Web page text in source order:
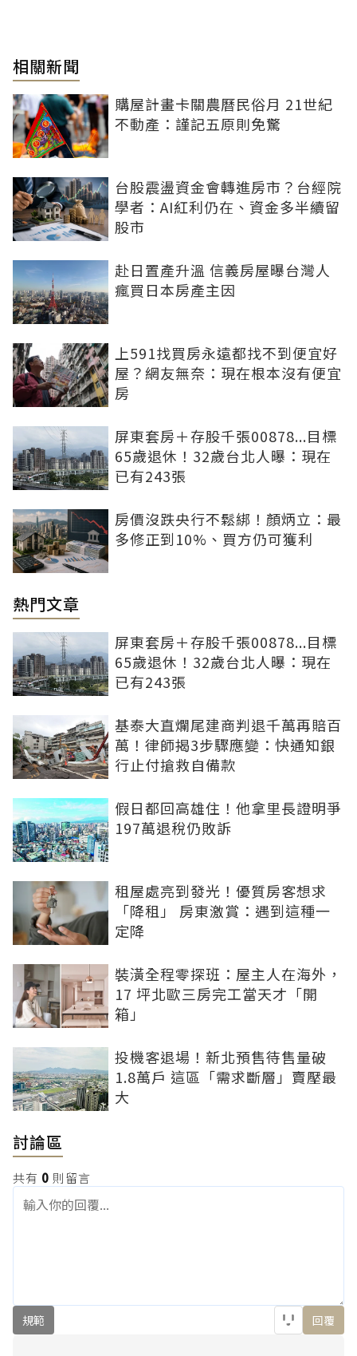
相關新聞
購屋計畫卡關農曆民俗月 21世紀
不動產：謹記五原則免驚
台股震盪資金會轉進房市？台經院
學者：AI紅利仍在、資金多半續留
股市
赴日置產升溫 信義房屋曝台灣人
瘋買日本房產主因
上591找買房永遠都找不到便宜好
屋？網友無奈：現在根本沒有便宜
房
屏東套房＋存股千張00878...目標
65歲退休！32歲台北人曝：現在
已有243張
房價沒跌央行不鬆綁！顏炳立：最
多修正到10%、買方仍可獲利
熱門文章
屏東套房＋存股千張00878...目標
65歲退休！32歲台北人曝：現在
已有243張
基泰大直爛尾建商判退千萬再賠百
萬！律師揭3步驟應變：快通知銀
行止付搶救自備款
假日都回高雄住！他拿里長證明爭
197萬退稅仍敗訴
租屋處亮到發光！優質房客想求
「降租」 房東激賞：遇到這種一
定降
裝潢全程零探班：屋主人在海外，
17 坪北歐三房完工當天才「開
箱」
投機客退場！新北預售待售量破
1.8萬戶 這區「需求斷層」賣壓最
大
討論區
共有 0 則留言
規範 回覆